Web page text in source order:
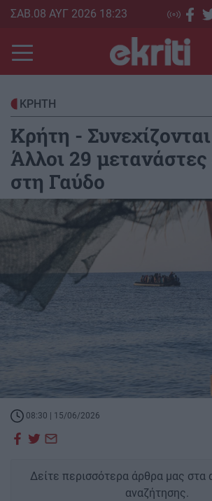
Skip
main
content
ΣΑΒ.08 ΑΥΓ 2026 18:23
ΚΡΗΤΗ
Κρήτη -
Άλλοι 29
στη Γαύδο
08:30 | 15/06/2026
Δείτε περισσότερα άρθρα μας στα
αναζήτησης.